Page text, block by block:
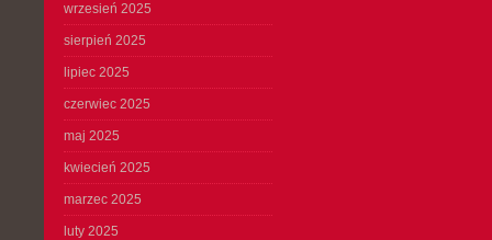
wrzesień 2025
sierpień 2025
lipiec 2025
czerwiec 2025
maj 2025
kwiecień 2025
marzec 2025
luty 2025